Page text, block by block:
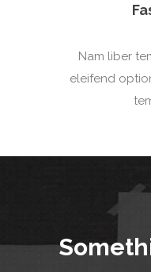
Nam liber
eleifend